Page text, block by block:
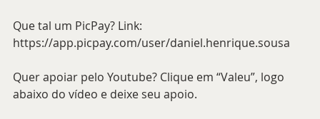
Que tal um PicPay? Link:
https://app.picpay.com/user/daniel.henrique.sousa
Quer apoiar pelo Youtube? Clique em “Valeu”, logo
abaixo do vídeo e deixe seu apoio.